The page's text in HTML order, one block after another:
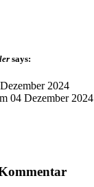
says:
2024
04 Dezember 2024